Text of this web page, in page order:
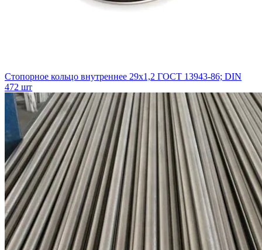
Стопорное кольцо внутреннее 29х1,2 ГОСТ 13943-86; DIN
472 шт